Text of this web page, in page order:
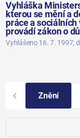
Vyhláška
kterou se mění a
práce a sociálních
provádí zákon o
Vyhlášeno 16. 7. 1997,
Znění